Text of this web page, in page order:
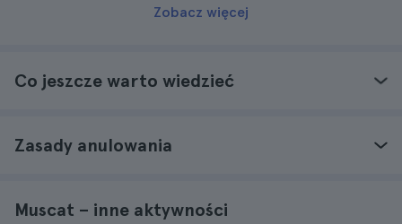
Zobacz więcej
Co jeszcze warto wiedzieć
Zasady anulowania
Muscat – inne aktywności